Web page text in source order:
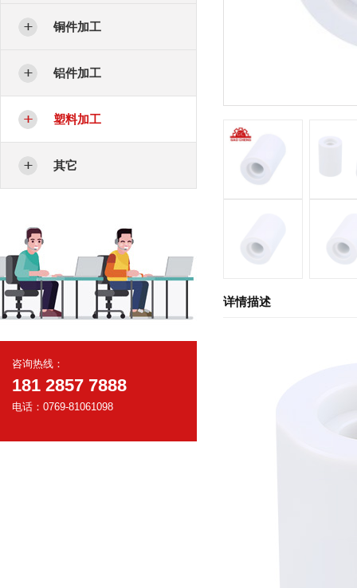
铜件加工
铝件加工
塑料加工
其它
咨询热线：
181 2857 7888
电话：0769-81061098
详情描述